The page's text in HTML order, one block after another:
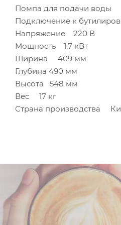
Помпа для подачи воды
Подключение к
Напряжение 220 В
Мощность 1.7 кВт
Ширина 409 мм
Глубина 490 мм
Высота 548 мм
Вес 17 кг
Страна производства